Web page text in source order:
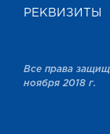
РЕКВИЗИТЫ
Все права
ноября 2018 г.